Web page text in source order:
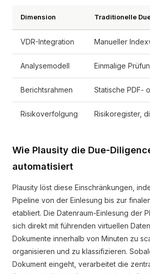
Dimension Traditionelle
VDR-Integration Manueller
Analysemodell Einmalige
Berichtsrahmen Statische PDF-
Risikoverfolgung Risikoregister,
Wie Plausity die Due-
automatisiert
Plausity löst diese Einschränkungen,
Pipeline von der Einlesung bis zur
etabliert. Die Datenraum-Einlesung der
sich direkt mit führenden virtuellen
Dokumente innerhalb von Minuten zu
organisieren und zu klassifizieren.
Dokument eingeht, verarbeitet die